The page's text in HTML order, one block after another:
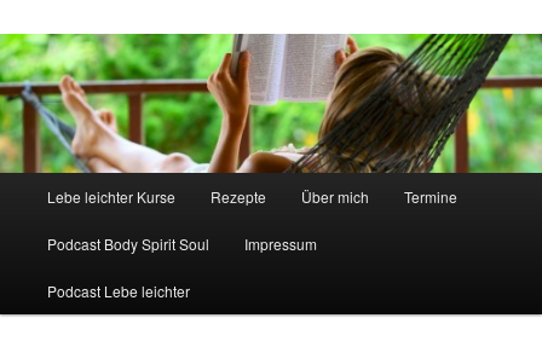
Lebe leichter Kurse Rezepte Über mich Termine
Podcast Body Spirit Soul Impressum
Podcast Lebe leichter